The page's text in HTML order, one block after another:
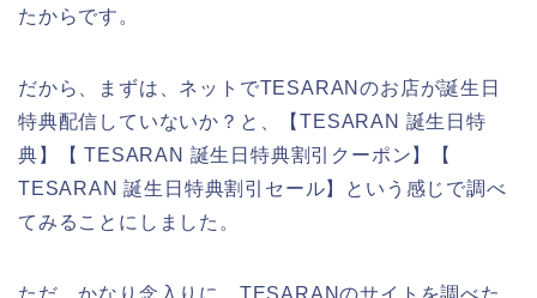
たからです。
だから、まずは、ネットでTESARANのお店が誕生日
特典配信していないか？と、【TESARAN 誕生日特
典】【 TESARAN 誕生日特典割引クーポン】【
TESARAN 誕生日特典割引セール】という感じで調べ
てみることにしました。
ただ、かなり念入りに、TESARANのサイトを調べた